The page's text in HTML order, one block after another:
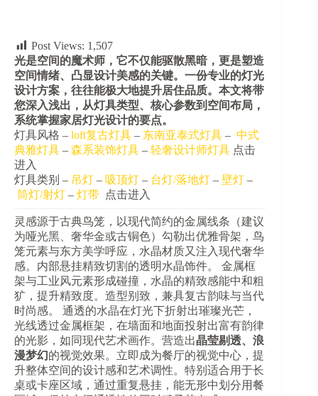
Post Views: 1,507
光是空间的魔术师，它不仅能驱散黑暗，更是塑造
空间情绪、凸显设计美感的关键。一份专业的灯光
设计方案，往往能极大地提升居住品质。本文将带
您深入浅出，从灯具类型、核心参数到空间布局，
系统掌握家居灯光设计的要点。
灯具风格 – loft复古灯具 – 东南亚泰式灯具 – 中式
典雅灯具 – 森系装饰灯具 – 轻奢设计师灯具 点击
进入
灯具类别 – 吊灯 – 吸顶灯 – 台灯/落地灯 – 壁灯 –
筒灯/射灯 – 灯带 点击进入
灵感源于古典鸟笼，以现代简约的金属线条（建议
为哑光黑、奢华金或古铜色）勾勒出优雅骨架，鸟
笼元素与东方美学呼应，水晶材质又注入现代奢华
感。内部悬挂精致切割的透明水晶饰件。
​ 金属框
架与工业风元素形成碰撞，水晶的精致感能中和粗
犷，提升精致度。造型别致，兼具复古韵味与当代
时尚感。 通透的水晶在灯光下折射出璀璨光芒，
光线透过金属框架，在墙面和地面投射出富有韵律
的光影，如同现代艺术画作。营造出​​晶莹剔透、浪
漫梦幻​​的视觉效果。立即成为餐厅的视觉中心，提
升整体空间的设计感和艺术调性。特别适合用于长
桌或卡座区域，通过重复悬挂，能无形中划分用餐